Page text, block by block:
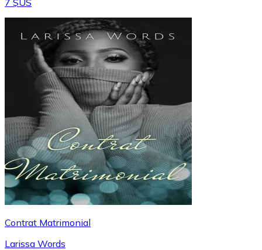
Contrat Matrimonial
Larissa Words